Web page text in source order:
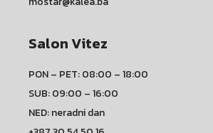
Salon Vitez
PON – PET: 08:00 – 18:00
SUB: 09:00 – 16:00
NED: neradni dan